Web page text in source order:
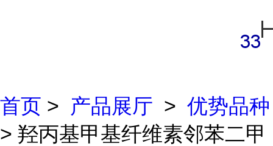
首页 > 产品展厅 > 优势品种
> 羟丙基甲基纤维素邻苯二甲